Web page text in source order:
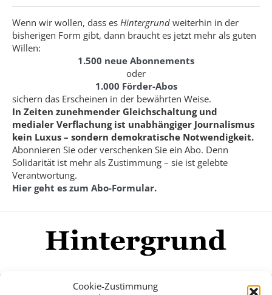
Cookie-Zustimmung
Wenn wir wollen, dass es Hintergrund weiterhin in der
bisherigen Form gibt, dann braucht es jetzt mehr als guten
Willen:
1.500 neue Abonnements
oder
1.000 Förder-Abos
sichern das Erscheinen in der bewährten Weise.
In Zeiten zunehmender Gleichschaltung und
medialer Verflachung ist unabhängiger Journalismus
kein Luxus – sondern demokratische Notwendigkeit.
Abonnieren Sie oder verschenken Sie ein Abo. Denn
Solidarität ist mehr als Zustimmung – sie ist gelebte
Verantwortung.
Hier geht es zum Abo-Formular.